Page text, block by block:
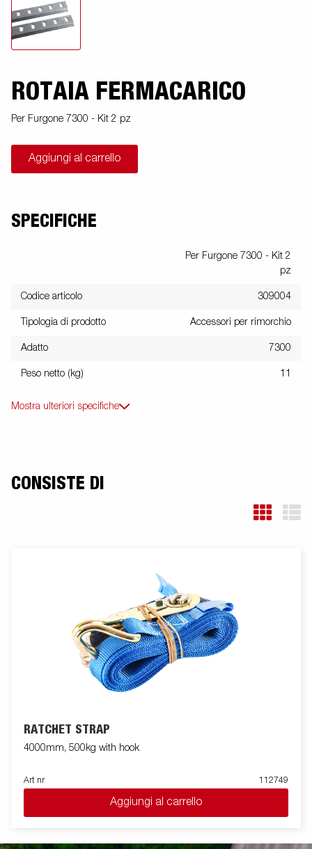
ROTAIA FERMACARICO
Per Furgone 7300 - Kit 2 pz
Aggiungi al carrello
SPECIFICHE
Per Furgone 7300 - Kit 2
pz
Codice articolo 309004
Tipologia di prodotto Accessori per rimorchio
Adatto 7300
Peso netto (kg) 11
Mostra ulteriori specifiche
CONSISTE DI
RATCHET STRAP
4000mm, 500kg with hook
Art nr 112749
Aggiungi al carrello